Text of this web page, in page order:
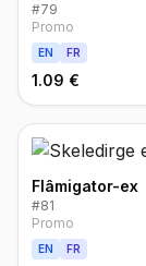
#79
Promo
EN FR
1.09 €
Flâmigator-ex
#81
Promo
EN FR